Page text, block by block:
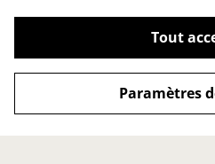
Tout
Paramètres